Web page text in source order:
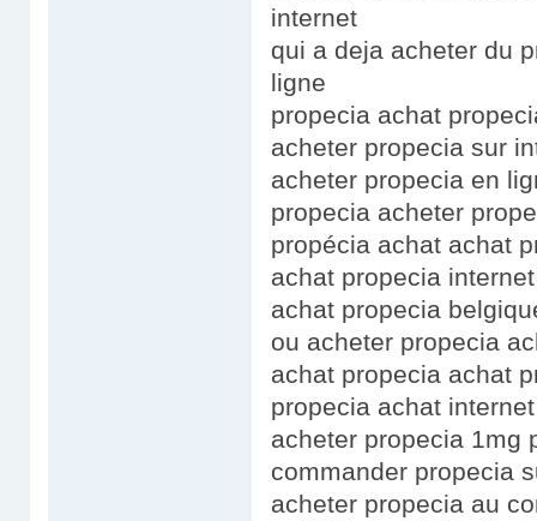
internet
qui a deja acheter du
ligne
propecia achat
acheter propecia sur
acheter propecia en
propecia acheter
propécia achat achat
achat propecia
achat propecia
ou acheter propecia
achat propecia achat
propecia achat
acheter propecia 1mg
commander propecia
acheter propecia au